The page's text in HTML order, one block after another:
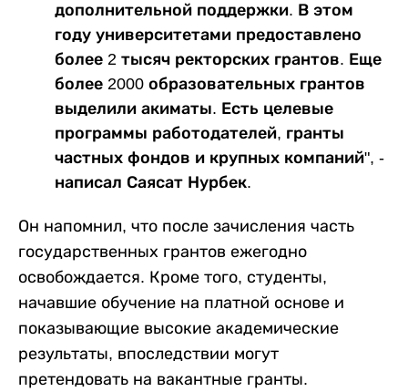
дополнительной поддержки. В этом
году университетами предоставлено
более 2 тысяч ректорских грантов. Еще
более 2000 образовательных грантов
выделили акиматы. Есть целевые
программы работодателей, гранты
частных фондов и крупных компаний", -
написал Саясат Нурбек.
Он напомнил, что после зачисления часть
государственных грантов ежегодно
освобождается. Кроме того, студенты,
начавшие обучение на платной основе и
показывающие высокие академические
результаты, впоследствии могут
претендовать на вакантные гранты.